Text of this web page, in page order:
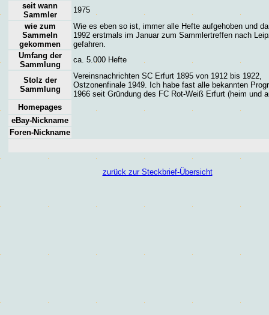
seit wann
Sammler
1975
wie zum
Sammeln
gekommen
Wie es eben so ist, immer alle Hefte aufgehoben und
1992 erstmals im Januar zum Sammlertreffen nach
gefahren.
Umfang der
Sammlung
ca. 5.000 Hefte
Stolz der
Sammlung
Vereinsnachrichten SC Erfurt 1895 von 1912 bis 1922,
Ostzonenfinale 1949. Ich habe fast alle bekannten
1966 seit Gründung des FC Rot-Weiß Erfurt (heim und
Homepages
eBay-Nickname
Foren-Nickname
zurück zur Steckbrief-Übersicht